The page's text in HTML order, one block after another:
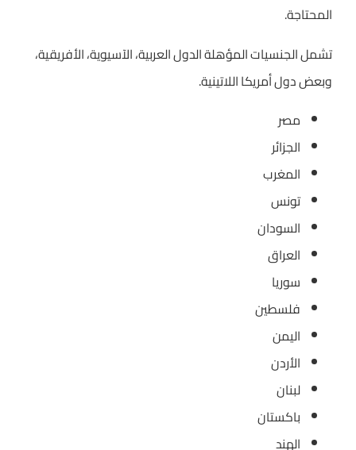
المحتاجة.
تشمل الجنسيات المؤهلة الدول العربية، الآسيوية، الأفريقية،
وبعض دول أمريكا اللاتينية.
مصر
الجزائر
المغرب
تونس
السودان
العراق
سوريا
فلسطين
اليمن
الأردن
لبنان
باكستان
الهند